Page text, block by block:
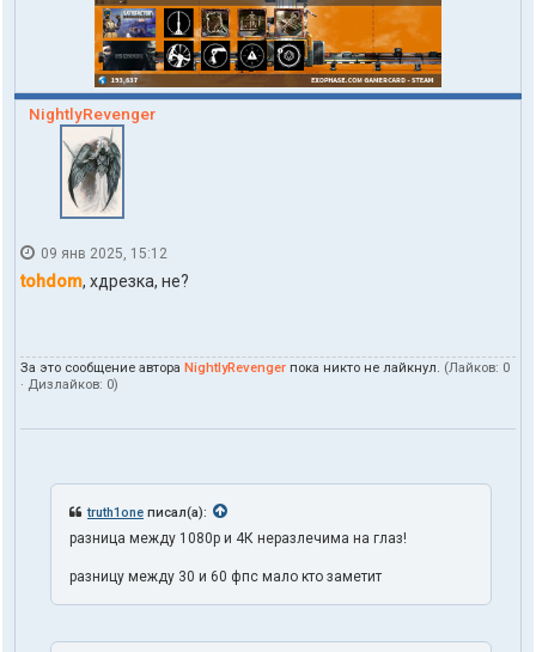
NightlyRevenger
09 янв 2025, 15:12
tohdom, хдрезка, не?
За это сообщение автора NightlyRevenger пока никто не лайкнул. (Лайков: 0
· Дизлайков: 0)
truth1one писал(а):
разница между 1080p и 4К неразлечима на глаз!
разницу между 30 и 60 фпс мало кто заметит